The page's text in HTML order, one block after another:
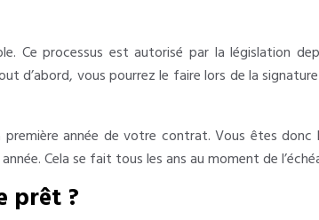
Ce processus est autorisé par la législation
d’abord, vous pourrez le faire lors de la
année de votre contrat. Vous êtes
Cela se fait tous les ans au moment de
prêt ?